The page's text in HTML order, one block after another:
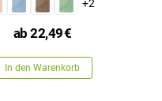
+2
ab 22,49€
In den Warenkorb